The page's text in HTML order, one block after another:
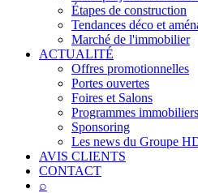
Étapes de construction
Tendances déco et
Marché de l'immobilier
ACTUALITÉ
Offres promotionnelles
Portes ouvertes
Foires et Salons
Programmes immobiliers
Sponsoring
Les news du Groupe
AVIS CLIENTS
CONTACT
⌕